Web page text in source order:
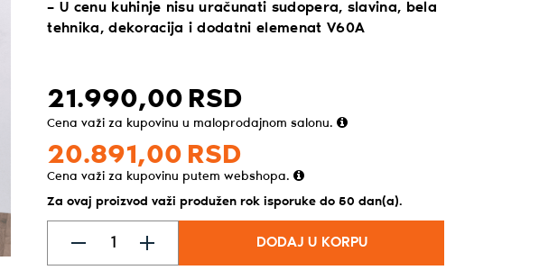
– U cenu kuhinje nisu uračunati sudopera, slavina, bela
tehnika, dekoracija i dodatni elemenat V60A
21.990,00 RSD
Cena važi za kupovinu u maloprodajnom salonu.
20.891,00 RSD
Cena važi za kupovinu putem webshopa.
Za ovaj proizvod važi produžen rok isporuke do 50 dan(a).
DODAJ U KORPU